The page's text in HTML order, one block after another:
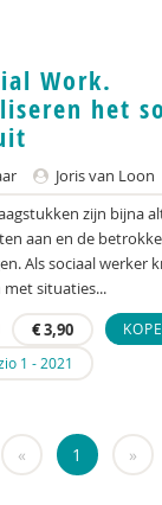
&
Office for Disaster
Work.
het
Joris van Loon
zijn bijna
aan en de
Als sociaal werker
situaties...
€3,90
1 - 2021
« 1 »